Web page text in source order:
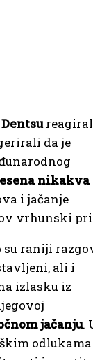
Dentsu
da je
nikakva
i jačanje
vrhunski
su raniji
ali i
izlasku iz
jačanju.
odlukama